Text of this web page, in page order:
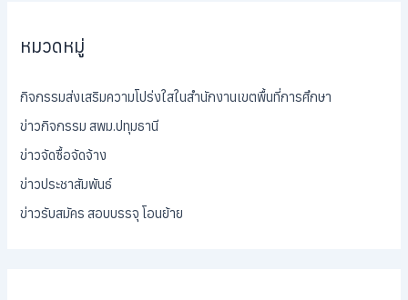
หมวดหมู่
กิจกรรมส่งเสริมความโปร่งใสในสำนักงานเขตพื้นที่การศึกษา
ข่าวกิจกรรม สพม.ปทุมธานี
ข่าวจัดซื้อจัดจ้าง
ข่าวประชาสัมพันธ์
ข่าวรับสมัคร สอบบรรจุ โอนย้าย